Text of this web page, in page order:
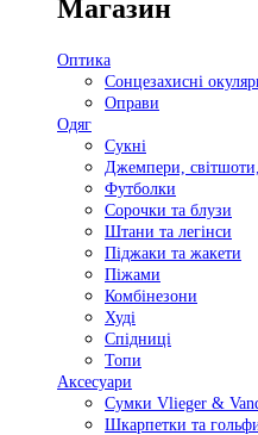
Магазин
Оптика
Сонцезахисні
Оправи
Одяг
Сукні
Джемпери,
Футболки
Сорочки та блузи
Штани та легінси
Піджаки та жакети
Піжами
Комбінезони
Худі
Спідниці
Топи
Аксесуари
Сумки Vlieger &
Шкарпетки та